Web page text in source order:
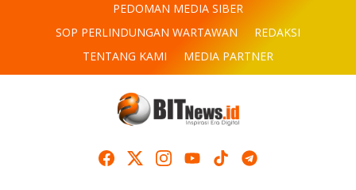
PEDOMAN MEDIA SIBER
SOP PERLINDUNGAN WARTAWAN
REDAKSI
TENTANG KAMI
MEDIA PARTNER